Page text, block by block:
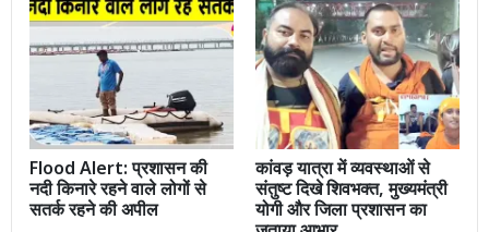
Flood Alert: प्रशासन की
नदी किनारे रहने वाले लोगों से
सतर्क रहने की अपील
कांवड़ यात्रा में व्यवस्थाओं से
संतुष्ट दिखे शिवभक्त, मुख्यमंत्री
योगी और जिला प्रशासन का